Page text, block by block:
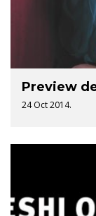
Preview
24 Oct 2014.